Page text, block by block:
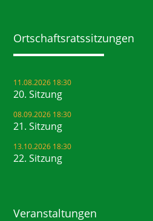
Ortschaftsrats­sitzungen
11.08.2026 18:30
20. Sitzung
08.09.2026 18:30
21. Sitzung
13.10.2026 18:30
22. Sitzung
Veranstaltungen